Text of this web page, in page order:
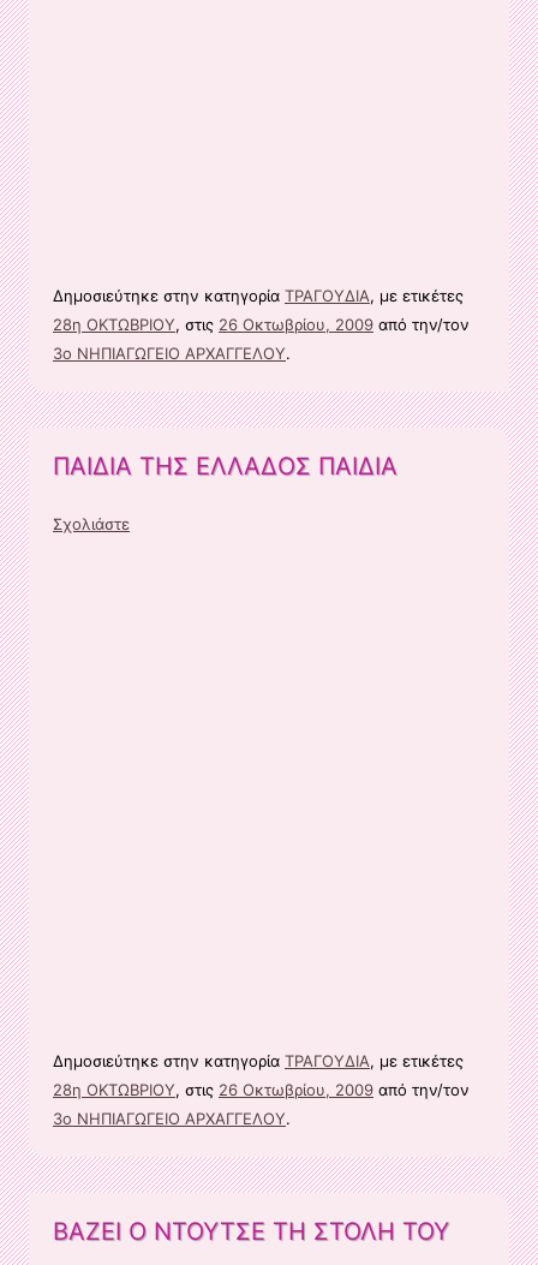
Δημοσιεύτηκε στην κατηγορία ΤΡΑΓΟΥΔΙΑ, με ετικέτες
28η ΟΚΤΩΒΡΙΟΥ, στις 26 Οκτωβρίου, 2009 από την/τον
3ο ΝΗΠΙΑΓΩΓΕΙΟ ΑΡΧΑΓΓΕΛΟΥ.
ΠΑΙΔΙΑ ΤΗΣ ΕΛΛΑΔΟΣ ΠΑΙΔΙΑ
Σχολιάστε
Δημοσιεύτηκε στην κατηγορία ΤΡΑΓΟΥΔΙΑ, με ετικέτες
28η ΟΚΤΩΒΡΙΟΥ, στις 26 Οκτωβρίου, 2009 από την/τον
3ο ΝΗΠΙΑΓΩΓΕΙΟ ΑΡΧΑΓΓΕΛΟΥ.
ΒΑΖΕΙ Ο ΝΤΟΥΤΣΕ TΗ ΣΤΟΛΗ ΤΟΥ